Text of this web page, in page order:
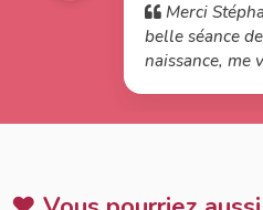
Merci
belle séance
naissance, me